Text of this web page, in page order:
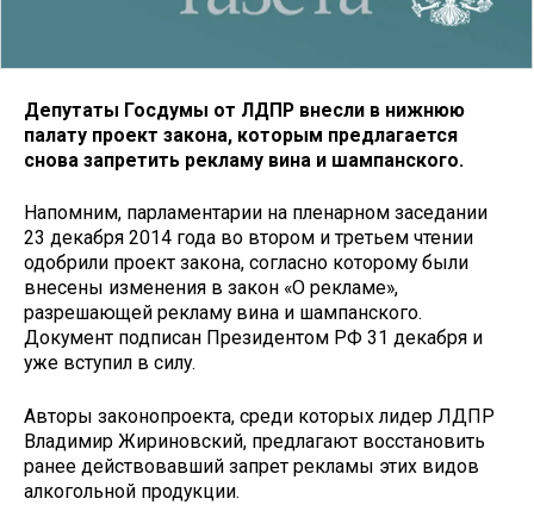
Депутаты Госдумы от ЛДПР внесли в нижнюю
палату проект закона, которым предлагается
снова запретить рекламу вина и шампанского.
Напомним, парламентарии на пленарном заседании
23 декабря 2014 года во втором и третьем чтении
одобрили проект закона, согласно которому были
внесены изменения в закон «О рекламе»,
разрешающей рекламу вина и шампанского.
Документ подписан Президентом РФ 31 декабря и
уже вступил в силу.
Авторы законопроекта, среди которых лидер ЛДПР
Владимир Жириновский, предлагают восстановить
ранее действовавший запрет рекламы этих видов
алкогольной продукции.